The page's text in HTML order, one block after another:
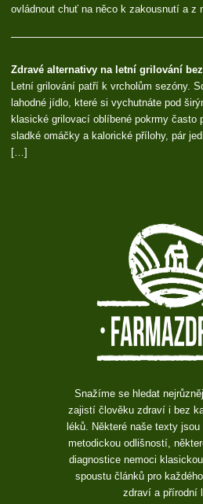
ovládnout chuť na něco k zakousnutí a
Zdravé alternativy na letní grilování
Letní grilování patří k vrcholům sezóny.
lahodné jídlo, které si vychutnáte pod
klasické grilovací oblíbené pokrmy často
sladké omáčky a kalorické přílohy, pár
[…]
Snažíme se hledat
zajistí člověku zdraví i bez
léků. Některé naše texty
metodickou odlišností,
diagnostice nemoci
spoustu článků pro
zdraví a přírodní